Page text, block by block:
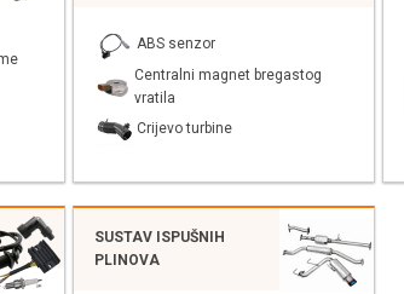
ABS senzor
Centralni magnet bregastog
vratila
Crijevo turbine
SUSTAV ISPUŠNIH
PLINOVA